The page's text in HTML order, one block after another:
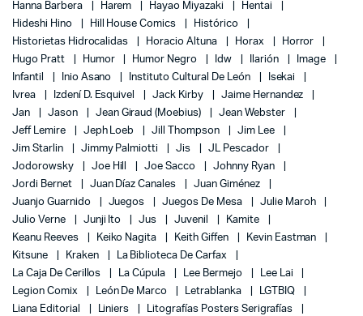
Hanna Barbera
Harem Hayao Miyazaki
Hentai
Hideshi Hino
Hill House Comics
Histórico
Historietas Hidrocalidas
Horacio Altuna Horax
Horror
Hugo Pratt
Humor Humor Negro Idw Ilarión
Image
Infantil
Inio Asano Instituto Cultural De León
Isekai
Ivrea
Izdení D. Esquivel Jack Kirby
Jaime Hernandez
Jan
Jason Jean Giraud (Moebius)
Jean Webster
Jeff Lemire
Jeph Loeb Jill Thompson
Jim Lee
Jim Starlin
Jimmy Palmiotti Jis
JL Pescador
Jodorowsky
Joe Hill Joe Sacco
Johnny Ryan
Jordi Bernet
Juan Díaz Canales
Juan Giménez
Juanjo Guarnido
Juegos Juegos De Mesa
Julie Maroh
Julio Verne
Junji Ito Jus Juvenil
Kamite
Keanu Reeves
Keiko Nagita Keith Giffen
Kevin Eastman
Kitsune
Kraken
La Biblioteca De Carfax
La Caja De Cerillos
La Cúpula Lee Bermejo
Lee Lai
Legion Comix
León De Marco Letrablanka
LGTBIQ
Liana Editorial
Liniers
Litografías Posters Serigrafías